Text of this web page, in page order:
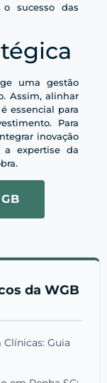
sucesso das
uma gestão
Assim, alinhar
essencial para
Para
inovação
expertise da
da WGB
Guia